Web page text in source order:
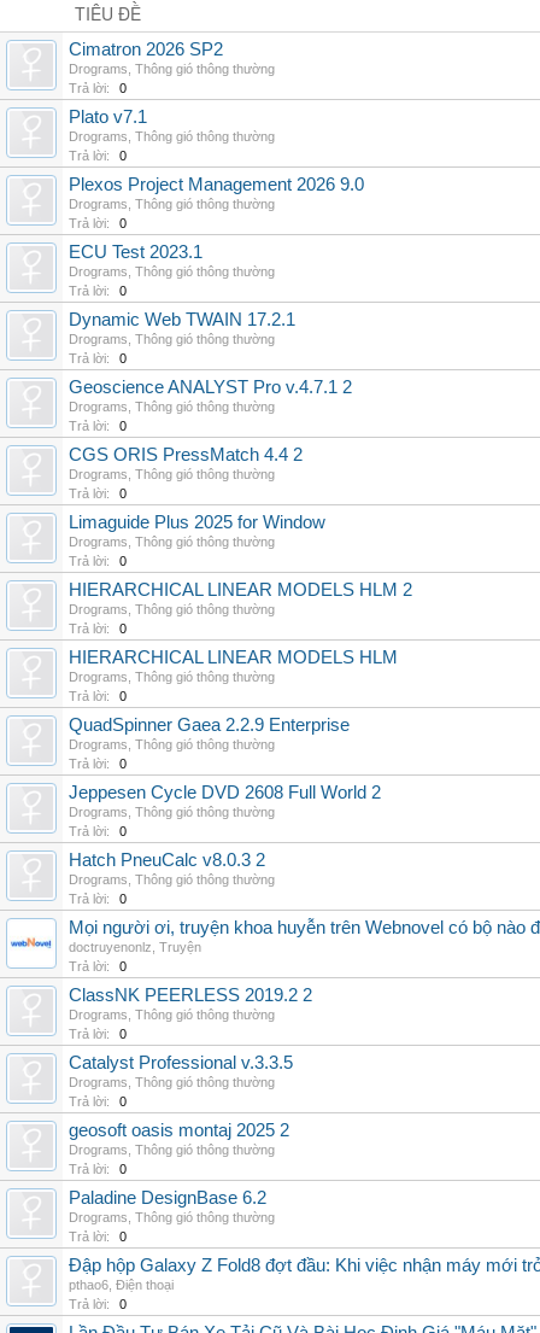
TIÊU ĐỀ
Cimatron 2026 SP2
Drograms Thông gió thông thường
Trả lời:
0
Plato v7.1
Drograms Thông gió thông thường
Trả lời:
0
Plexos Project Management 2026 9.0
Drograms Thông gió thông thường
Trả lời:
0
ECU Test 2023.1
Drograms Thông gió thông thường
Trả lời:
0
Dynamic Web TWAIN 17.2.1
Drograms Thông gió thông thường
Trả lời:
0
Geoscience ANALYST Pro v.4.7.1 2
Drograms Thông gió thông thường
Trả lời:
0
CGS ORIS PressMatch 4.4 2
Drograms Thông gió thông thường
Trả lời:
0
Limaguide Plus 2025 for Window
Drograms Thông gió thông thường
Trả lời:
0
HIERARCHICAL LINEAR MODELS HLM 2
Drograms Thông gió thông thường
Trả lời:
0
HIERARCHICAL LINEAR MODELS HLM
Drograms Thông gió thông thường
Trả lời:
0
QuadSpinner Gaea 2.2.9 Enterprise
Drograms Thông gió thông thường
Trả lời:
0
Jeppesen Cycle DVD 2608 Full World 2
Drograms Thông gió thông thường
Trả lời:
0
Hatch PneuCalc v8.0.3 2
Drograms Thông gió thông thường
Trả lời:
0
Mọi người ơi, truyện khoa huyễn trên Webnovel có bộ nào
doctruyenonlz Truyện
Trả lời:
0
ClassNK PEERLESS 2019.2 2
Drograms Thông gió thông thường
Trả lời:
0
Catalyst Professional v.3.3.5
Drograms Thông gió thông thường
Trả lời:
0
geosoft oasis montaj 2025 2
Drograms Thông gió thông thường
Trả lời:
0
Paladine DesignBase 6.2
Drograms Thông gió thông thường
Trả lời:
0
Đập hộp Galaxy Z Fold8 đợt đầu: Khi việc nhận máy mới
pthao6 Điện thoại
Trả lời:
0